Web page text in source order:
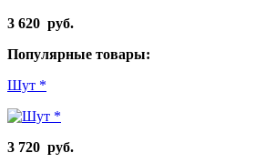
3 620 руб.
Популярные товары:
Шут *
3 720 руб.